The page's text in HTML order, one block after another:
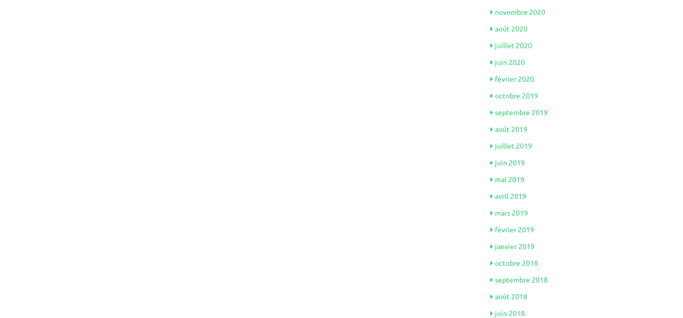
novembre 2020
août 2020
juillet 2020
juin 2020
février 2020
octobre 2019
septembre 2019
août 2019
juillet 2019
juin 2019
mai 2019
avril 2019
mars 2019
février 2019
janvier 2019
octobre 2018
septembre 2018
août 2018
juin 2018